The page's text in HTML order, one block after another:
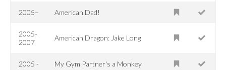
2005– American Dad!
2005-
2007
American Dragon: Jake Long
2005 - My Gym Partner's a Monkey